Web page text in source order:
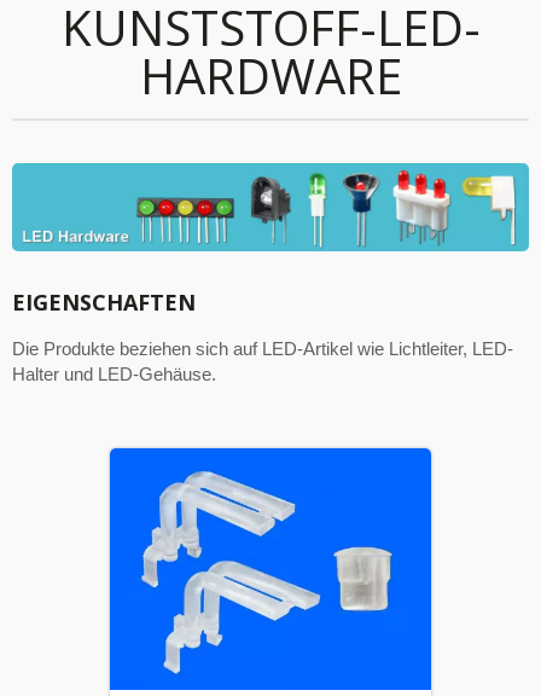
KUNSTSTOFF-LED-
HARDWARE
EIGENSCHAFTEN
Die Produkte beziehen sich auf LED-Artikel wie Lichtleiter, LED-
Halter und LED-Gehäuse.